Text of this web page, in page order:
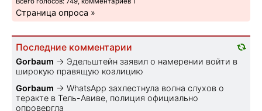
Страница опроса »
Последние комментарии
Gorbaum → Эдельштейн заявил о намерении войти в
широкую правящую коалицию
Gorbaum → WhatsApp захлестнула волна слухов о
теракте в Тель-Авиве, полиция официально
опровергла